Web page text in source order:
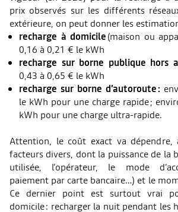
prix observés sur les différents
extérieure, on peut donner les
recharge à domicile(maison ou
0,16 à 0,21 € le kWh
recharge sur borne publique hors
0,43 à 0,65 € le kWh
recharge sur borne d’autoroute :
le kWh pour une charge rapide ;
kWh pour une charge ultra-rapide.
Attention, le coût exact va
facteurs divers, dont la puissance de la
utilisée, l’opérateur, le mode
paiement par carte bancaire…) et le
Ce dernier point est surtout vrai
domicile : recharger la nuit pendant les